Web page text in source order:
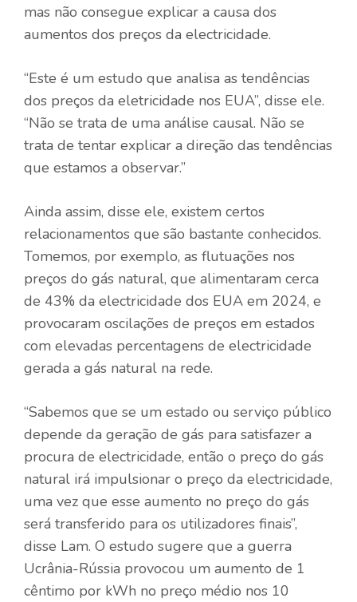
mas não consegue explicar a causa dos
aumentos dos preços da electricidade.
“Este é um estudo que analisa as tendências
dos preços da eletricidade nos EUA”, disse ele.
“Não se trata de uma análise causal. Não se
trata de tentar explicar a direção das tendências
que estamos a observar.”
Ainda assim, disse ele, existem certos
relacionamentos que são bastante conhecidos.
Tomemos, por exemplo, as flutuações nos
preços do gás natural, que alimentaram cerca
de 43% da electricidade dos EUA em 2024, e
provocaram oscilações de preços em estados
com elevadas percentagens de electricidade
gerada a gás natural na rede.
“Sabemos que se um estado ou serviço público
depende da geração de gás para satisfazer a
procura de electricidade, então o preço do gás
natural irá impulsionar o preço da electricidade,
uma vez que esse aumento no preço do gás
será transferido para os utilizadores finais”,
disse Lam. O estudo sugere que a guerra
Ucrânia-Rússia provocou um aumento de 1
cêntimo por kWh no preço médio nos 10